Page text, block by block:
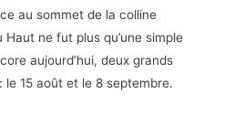
au sommet de la colline
ne fut plus qu’une simple
aujourd’hui, deux grands
le 15 août et le 8 septembre.